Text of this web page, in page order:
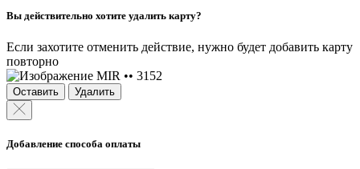
Вы действительно хотите удалить карту?
Если захотите отменить действие, нужно будет добавить карту
повторно
MIR •• 3152
Оставить Удалить
Добавление способа оплаты